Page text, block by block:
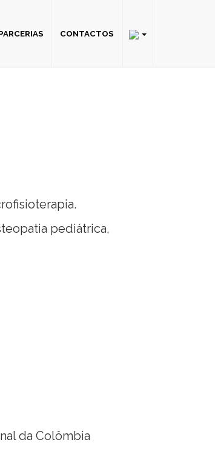
CONTACTOS
pediátrica,
da Colômbia